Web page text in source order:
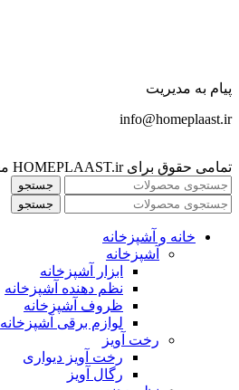
پیام به مدیریت
info@homeplaast.ir
تمامی حقوق برای HOMEPLAAST.ir محفوظ است.
جستجو
جستجو
خانه و آشپزخانه
آشپزخانه
ابزار آشپزخانه
نظم دهنده آشپزخانه
ظروف آشپزخانه
لوازم برقی آشپزخانه
رخت آویز
رخت آویز دیواری
رگال آویز